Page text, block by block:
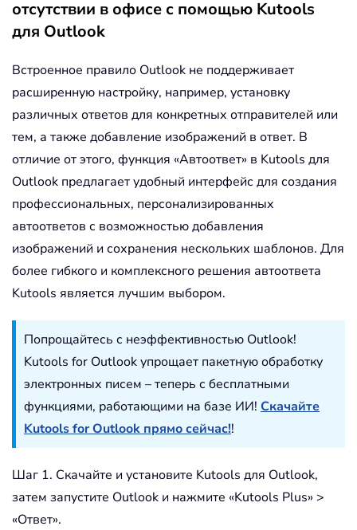
отсутствии в офисе с помощью Kutools
для Outlook
Встроенное правило Outlook не поддерживает
расширенную настройку, например, установку
различных ответов для конкретных отправителей или
тем, а также добавление изображений в ответ. В
отличие от этого, функция «Автоответ» в Kutools для
Outlook предлагает удобный интерфейс для создания
профессиональных, персонализированных
автоответов с возможностью добавления
изображений и сохранения нескольких шаблонов. Для
более гибкого и комплексного решения автоответа
Kutools является лучшим выбором.
Попрощайтесь с неэффективностью Outlook!
Kutools for Outlook упрощает пакетную обработку
электронных писем – теперь с бесплатными
функциями, работающими на базе ИИ! Скачайте
Kutools for Outlook прямо сейчас!!
Шаг 1. Скачайте и установите Kutools для Outlook,
затем запустите Outlook и нажмите «Kutools Plus» >
«Ответ».